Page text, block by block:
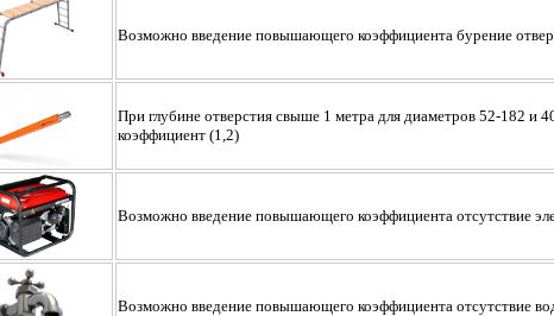
Возможно введение повышающего коэффициента бурение
При глубине отверстия свыше 1 метра для диаметров 52-182
коэффициент (1,2)
Возможно введение повышающего коэффициента отсутствие
Возможно введение повышающего коэффициента отсутствие